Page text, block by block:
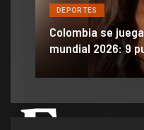
DEPORTES
Efraín Juárez
anuncio de